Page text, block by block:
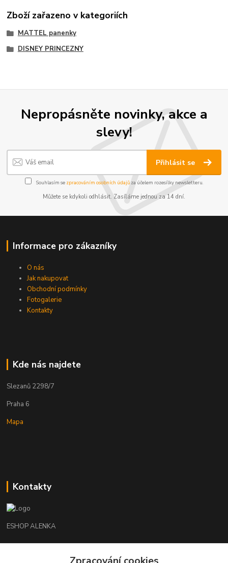
Zboží zařazeno v kategoriích
MATTEL panenky
DISNEY PRINCEZNY
Nepropásněte novinky, akce a
slevy!
Přihlásit se
Souhlasím se zpracováním osobních údajůza účelem rozesílky newsletteru.
Můžete se kdykoli odhlásit. Zasíláme jednou za 14 dní.
Informace pro zákazníky
O nás
Jak nakupovat
Obchodní podmínky
Fotogalerie
Kontakty
Kde nás najdete
Slezanů 2298/7
Praha 6
Mapa
Kontakty
ESHOP ALENKA
+420602541312